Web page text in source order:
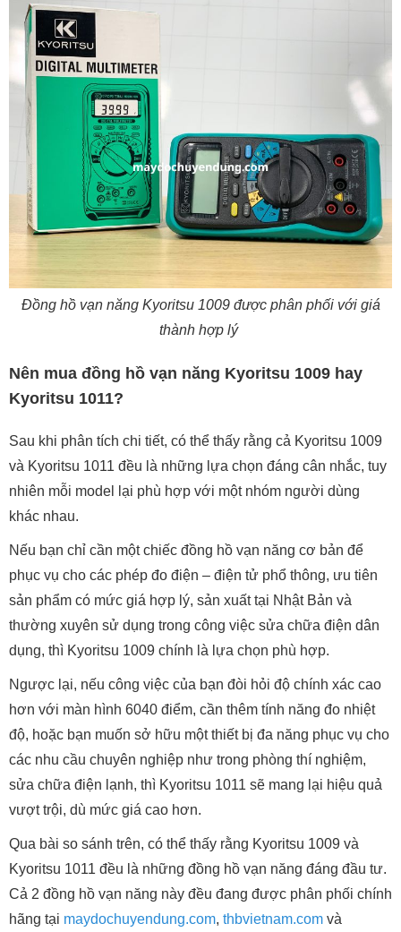
Đồng hồ vạn năng Kyoritsu 1009 được phân phối với giá
thành hợp lý
Nên mua đồng hồ vạn năng Kyoritsu 1009 hay
Kyoritsu 1011?
Sau khi phân tích chi tiết, có thể thấy rằng cả Kyoritsu 1009
và Kyoritsu 1011 đều là những lựa chọn đáng cân nhắc, tuy
nhiên mỗi model lại phù hợp với một nhóm người dùng
khác nhau.
Nếu bạn chỉ cần một chiếc đồng hồ vạn năng cơ bản để
phục vụ cho các phép đo điện – điện tử phổ thông, ưu tiên
sản phẩm có mức giá hợp lý, sản xuất tại Nhật Bản và
thường xuyên sử dụng trong công việc sửa chữa điện dân
dụng, thì Kyoritsu 1009 chính là lựa chọn phù hợp.
Ngược lại, nếu công việc của bạn đòi hỏi độ chính xác cao
hơn với màn hình 6040 điểm, cần thêm tính năng đo nhiệt
độ, hoặc bạn muốn sở hữu một thiết bị đa năng phục vụ cho
các nhu cầu chuyên nghiệp như trong phòng thí nghiệm,
sửa chữa điện lạnh, thì Kyoritsu 1011 sẽ mang lại hiệu quả
vượt trội, dù mức giá cao hơn.
Qua bài so sánh trên, có thể thấy rằng Kyoritsu 1009 và
Kyoritsu 1011 đều là những đồng hồ vạn năng đáng đầu tư.
Cả 2 đồng hồ vạn năng này đều đang được phân phối chính
hãng tại maydochuyendung.com, thbvietnam.com và